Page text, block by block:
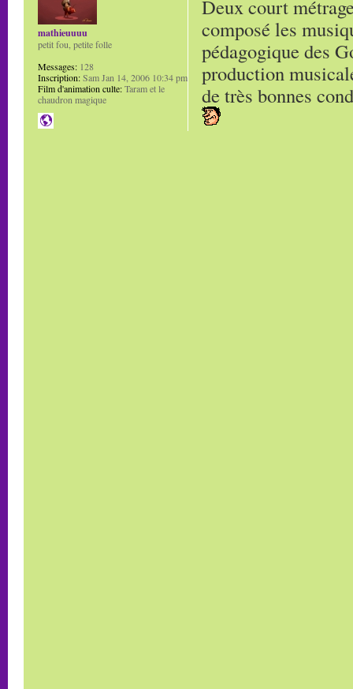
Deux court
composé les
pédagogique des
production
de très bonnes
mathieuuuu
petit fou, petite folle
Messages: 128
Inscription:Sam Jan 14, 2006 10:34 pm
Film d'animation culte:Taram et le
chaudron magique